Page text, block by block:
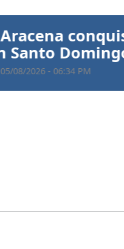
el oro en
2026